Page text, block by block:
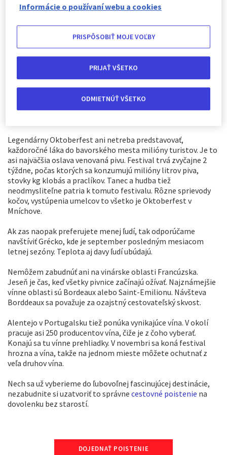
čarovnej atmosféry malebného Marseile, Mallorca je
počasie príjemné. Mallorca ponúka dostatok malebných a
historických rybárskych dedín, kde sa môžete túlať pešo
alebo na bicykli.
Mnoho európskych miest organizuje plno jesenných
festivalov, ktoré vás určite očaria. Miestne špeciality a zvyky
sa postarajú o nezabudnuteľný zážitok. Príkladom takéhoto
festivalu vo Švajčiarsku je jesenný festival Lugano, ktorý
obohacuje mesto o turistov, rôzne ľudové kapely dodávajú
Legendárny Oktoberfest ani netreba predstavovať,
každoročné láka do bavorského mesta milióny turistov. Je to
asi najväčšia oslava venovaná pivu. Festival trvá zvyčajne 2
týždne, počas ktorých sa konzumujú milióny litrov piva,
stovky kg klobás a praclíkov. Tanec a hudba tiež
neodmysliteľne patria k tomuto festivalu. Rôzne sprievody
kočov, vystúpenia umelcov to všetko je Oktoberfest v
Mníchove.
Ak zas naopak preferujete menej ľudí, tak odporúčame
navštíviť Grécko, kde je september posledným mesiacom
letnej sezóny. Teplota aj davy ľudí ubúdajú.
Nemôžem zabudnúť ani na vinárske oblasti Francúzska.
Jeseň je čas, keď všetky pivnice začínajú ožívať. Najznámejšie
vínne oblasti sú Bordeaux alebo Saint-Emilionu. Návšteva
Borddeaux sa považuje za ozajstný cestovateľský skvost.
Alentejo v Portugalsku tiež ponúka vynikajúce vína. V okolí
pracuje asi 250 producentov vína, čiže je z čoho vyberať.
Konajú sa tu vínne prehliadky. V novembri sa koná festival
hrozna a vína, takže na jednom mieste môžete ochutnať z
veľa druhov vína.
Nech sa už vyberieme do ľubovoľnej fascinujúcej destinácie,
nezabudnite si uzatvoriť to správne cestovné poistenie na
dovolenku bez starostí.
DOJEDNAŤ POISTENIE
Informácie o používaní webu a cookies
PRISPÔSOBIŤ MOJE VOĽBY
ODMIETNÚŤ VŠETKO
PRIJAŤ VŠETKO